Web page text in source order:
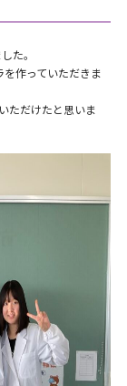
た。
作っていただきま
ただけたと思いま